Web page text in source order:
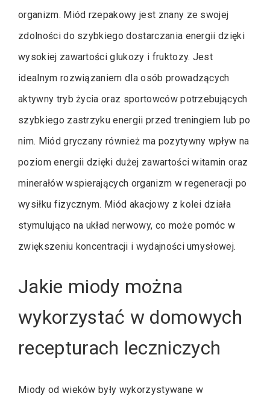
organizm. Miód rzepakowy jest znany ze swojej
zdolności do szybkiego dostarczania energii dzięki
wysokiej zawartości glukozy i fruktozy. Jest
idealnym rozwiązaniem dla osób prowadzących
aktywny tryb życia oraz sportowców potrzebujących
szybkiego zastrzyku energii przed treningiem lub po
nim. Miód gryczany również ma pozytywny wpływ na
poziom energii dzięki dużej zawartości witamin oraz
minerałów wspierających organizm w regeneracji po
wysiłku fizycznym. Miód akacjowy z kolei działa
stymulująco na układ nerwowy, co może pomóc w
zwiększeniu koncentracji i wydajności umysłowej.
Jakie miody można
wykorzystać w domowych
recepturach leczniczych
Miody od wieków były wykorzystywane w